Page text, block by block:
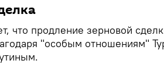
что продление зерновой
"особым отношениям"